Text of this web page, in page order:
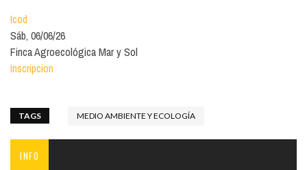
Icod
Sáb, 06/06/26
Finca Agroecológica Mar y Sol
Inscripcion
TAGS MEDIO AMBIENTE Y ECOLOGÍA
INFO